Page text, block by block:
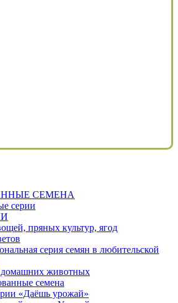
СЕМЕНА
серии
пряных культур, ягод
серия семян в любительской
домашних животных
семена
«Даёшь урожай»